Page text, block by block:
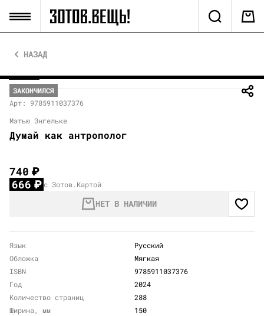
НАЗАД
ЗАКОНЧИЛСЯ
Арт: 9785911037376
Мэтью Энгельке
Думай как антрополог
740₽
666₽ с Зотов.Картой
НЕТ В НАЛИЧИИ
Язык
Русский
Обложка
Мягкая
ISBN
9785911037376
Год
2024
Количество страниц
288
Ширина, мм
150